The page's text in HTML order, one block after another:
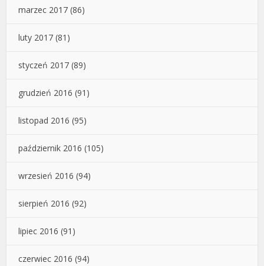
marzec 2017 (86)
luty 2017 (81)
styczeń 2017 (89)
grudzień 2016 (91)
listopad 2016 (95)
październik 2016 (105)
wrzesień 2016 (94)
sierpień 2016 (92)
lipiec 2016 (91)
czerwiec 2016 (94)